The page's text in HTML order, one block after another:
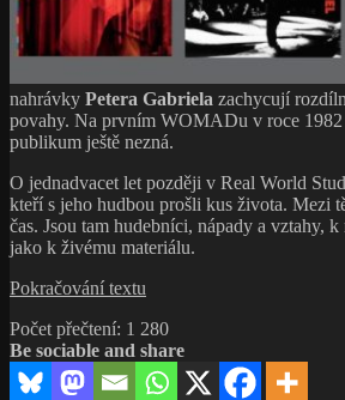
nahrávky Petera Gabriela zachycují
povahy. Na prvním WOMADu v roce 1982
publikum ještě nezná.
O jednadvacet let později v Real World
kteří s jeho hudbou prošli kus života. Mezi
čas. Jsou tam hudebníci, nápady a vztahy,
jako k živému materiálu.
Pokračování textu
jeden
Peter
Gabriel
Počet přečtení: 1 280
Be sociable and share